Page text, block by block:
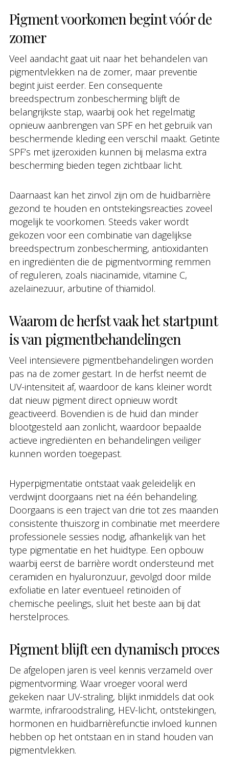
Pigment voorkomen begint vóór de
zomer
Veel aandacht gaat uit naar het behandelen van
pigmentvlekken na de zomer, maar preventie
begint juist eerder. Een consequente
breedspectrum zonbescherming blijft de
belangrijkste stap, waarbij ook het regelmatig
opnieuw aanbrengen van SPF en het gebruik van
beschermende kleding een verschil maakt. Getinte
SPF’s met ijzeroxiden kunnen bij melasma extra
bescherming bieden tegen zichtbaar licht.
Daarnaast kan het zinvol zijn om de huidbarrière
gezond te houden en ontstekingsreacties zoveel
mogelijk te voorkomen. Steeds vaker wordt
gekozen voor een combinatie van dagelijkse
breedspectrum zonbescherming, antioxidanten
en ingrediënten die de pigmentvorming remmen
of reguleren, zoals niacinamide, vitamine C,
azelaïnezuur, arbutine of thiamidol.
Waarom de herfst vaak het startpunt
is van pigmentbehandelingen
Veel intensievere pigmentbehandelingen worden
pas na de zomer gestart. In de herfst neemt de
UV-intensiteit af, waardoor de kans kleiner wordt
dat nieuw pigment direct opnieuw wordt
geactiveerd. Bovendien is de huid dan minder
blootgesteld aan zonlicht, waardoor bepaalde
actieve ingrediënten en behandelingen veiliger
kunnen worden toegepast.
Hyperpigmentatie ontstaat vaak geleidelijk en
verdwijnt doorgaans niet na één behandeling.
Doorgaans is een traject van drie tot zes maanden
consistente thuiszorg in combinatie met meerdere
professionele sessies nodig, afhankelijk van het
type pigmentatie en het huidtype. Een opbouw
waarbij eerst de barrière wordt ondersteund met
ceramiden en hyaluronzuur, gevolgd door milde
exfoliatie en later eventueel retinoïden of
chemische peelings, sluit het beste aan bij dat
herstelproces.
Pigment blijft een dynamisch proces
De afgelopen jaren is veel kennis verzameld over
pigmentvorming. Waar vroeger vooral werd
gekeken naar UV-straling, blijkt inmiddels dat ook
warmte, infraroodstraling, HEV-licht, ontstekingen,
hormonen en huidbarrièrefunctie invloed kunnen
hebben op het ontstaan en in stand houden van
pigmentvlekken.